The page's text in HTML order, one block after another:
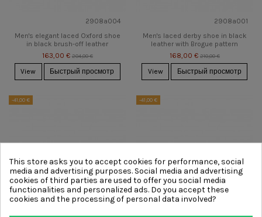
2908a004
Men's elegant laced Oxford shoe
in black brush-off leather
163,00 € 204,00 €
View Быстрый просмотр
2908a001
Men's laced derby shoe in black
leather with Brogue pattern
168,00 € 210,00 €
View Быстрый просмотр
-41,00 € -41,00 €
This store asks you to accept cookies for performance, social
media and advertising purposes. Social media and advertising
cookies of third parties are used to offer you social media
functionalities and personalized ads. Do you accept these
cookies and the processing of personal data involved?